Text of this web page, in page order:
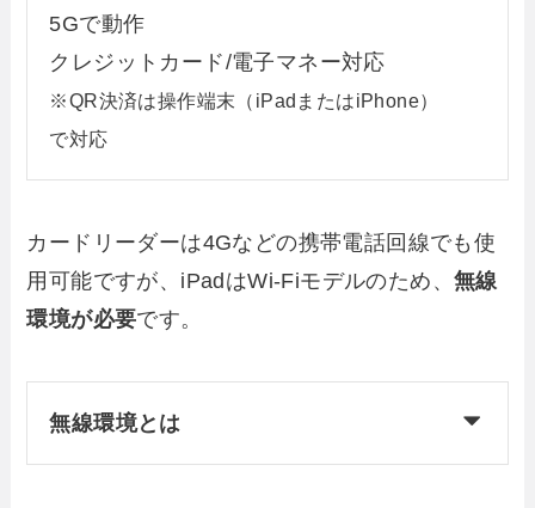
5Gで動作
クレジットカード/電子マネー対応
※QR決済は操作端末（iPadまたはiPhone）
で対応
カードリーダーは4Gなどの携帯電話回線でも使
用可能ですが、iPadはWi-Fiモデルのため、無線
環境が必要です。
無線環境とは